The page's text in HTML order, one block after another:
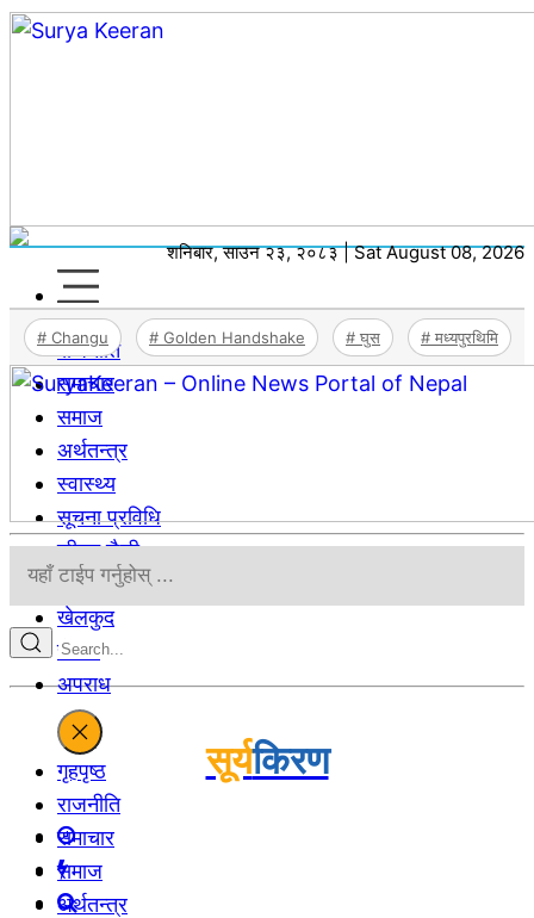
शनिबार, साउन २३, २०८३ | Sat August 08, 2026
राजनीति
समाचार
समाज
अर्थतन्‍त्र
स्वास्थ्य
सूचना प्रविधि
जीवन शैली
विश्व
खेलकुद
रोचक
अपराध
सूर्यकिरण
# Changu # Golden Handshake # घुस # मध्यपुरथिमि
गृहपृष्‍ठ
राजनीति
समाचार
समाज
अर्थतन्‍त्र